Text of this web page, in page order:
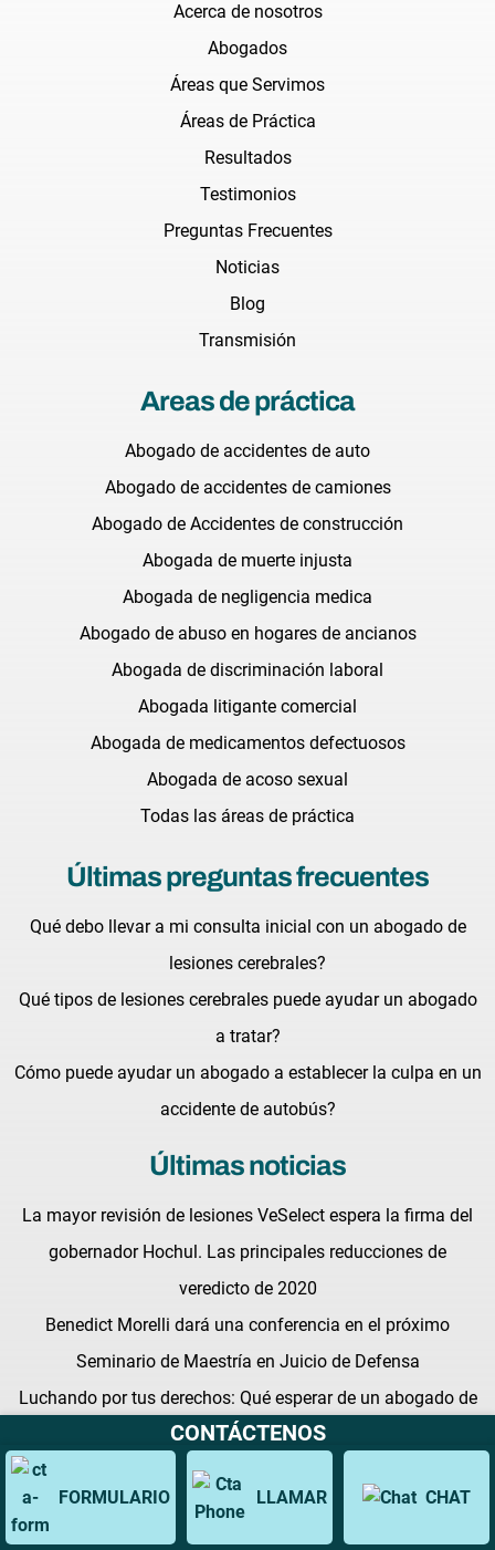
Acerca de nosotros
Abogados
Áreas que Servimos
Áreas de Práctica
Resultados
Testimonios
Preguntas Frecuentes
Noticias
Blog
Transmisión
Areas de práctica
Abogado de accidentes de auto
Abogado de accidentes de camiones
Abogado de Accidentes de construcción
Abogada de muerte injusta
Abogada de negligencia medica
Abogado de abuso en hogares de ancianos
Abogada de discriminación laboral
Abogada litigante comercial
Abogada de medicamentos defectuosos
Abogada de acoso sexual
Todas las áreas de práctica
Últimas preguntas frecuentes
Qué debo llevar a mi consulta inicial con un abogado de
lesiones cerebrales?
Qué tipos de lesiones cerebrales puede ayudar un abogado
a tratar?
Cómo puede ayudar un abogado a establecer la culpa en un
accidente de autobús?
Últimas noticias
La mayor revisión de lesiones VeSelect espera la firma del
gobernador Hochul. Las principales reducciones de
veredicto de 2020
Benedict Morelli dará una conferencia en el próximo
Seminario de Maestría en Juicio de Defensa
Luchando por tus derechos: Qué esperar de un abogado de
lesiones personales en New York
CONTÁCTENOS
FORMULARIO LLAMAR CHAT